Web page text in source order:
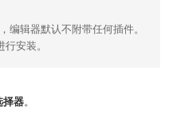
编辑器默认不附带任何插件。
行安装。
择器。